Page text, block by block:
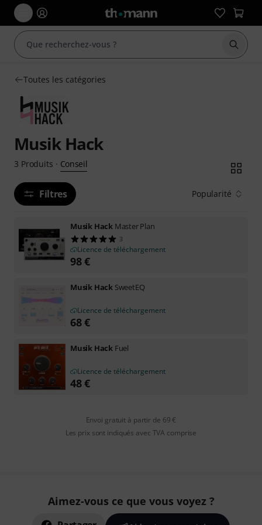
Toutes les catégories
Musik Hack
3 Produits · Conseil
Filtres Popularité
Musik Hack Master Plan
3
Licence de téléchargement
98€
Musik Hack SweetEQ
Licence de téléchargement
68€
Musik Hack Fuel
Licence de téléchargement
48€
Envoi gratuit à partir de 69 €
Les prix sont indiqués avec TVA comprise
Aimez-vous ce que vous voyez ?